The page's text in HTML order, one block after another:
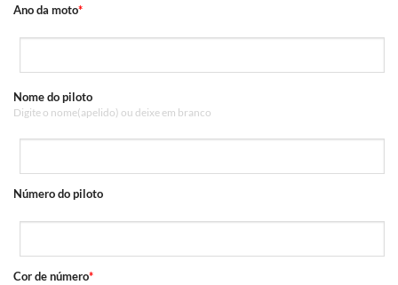
Ano da moto*
Nome do piloto
Digite o nome(apelido) ou deixe em branco
Número do piloto
Cor de número*